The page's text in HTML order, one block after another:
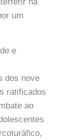
um
e
dos nove
ratificados
ao